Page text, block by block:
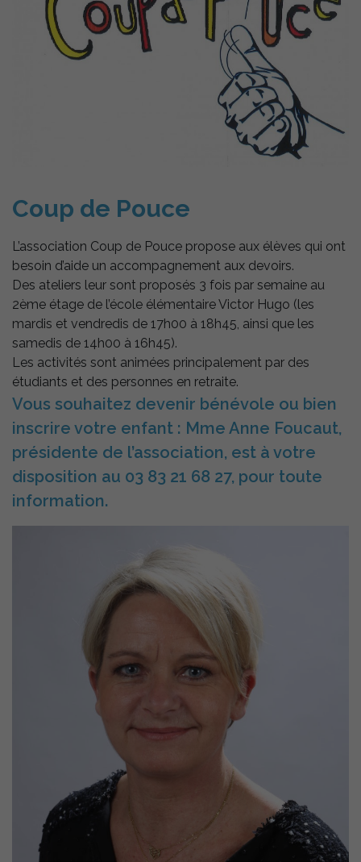
Coup de Pouce
L’association Coup de Pouce propose aux élèves qui ont
besoin d’aide un accompagnement aux devoirs.
Des ateliers leur sont proposés 3 fois par semaine au
2ème étage de l’école élémentaire Victor Hugo (les
mardis et vendredis de 17h00 à 18h45, ainsi que les
samedis de 14h00 à 16h45).
Les activités sont animées principalement par des
étudiants et des personnes en retraite.
Vous souhaitez devenir bénévole ou bien
inscrire votre enfant : Mme Anne Foucaut,
présidente de l’association, est à votre
disposition au 03 83 21 68 27, pour toute
information.